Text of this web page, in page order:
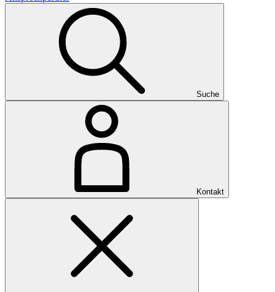
Suche
Kontakt